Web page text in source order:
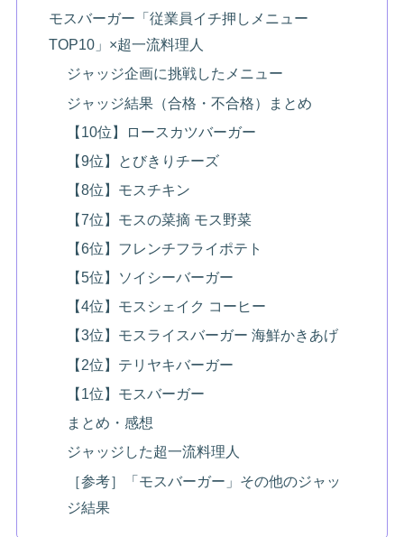
モスバーガー「従業員イチ押しメニュー
TOP10」×超一流料理人
ジャッジ企画に挑戦したメニュー
ジャッジ結果（合格・不合格）まとめ
【10位】ロースカツバーガー
【9位】とびきりチーズ
【8位】モスチキン
【7位】モスの菜摘 モス野菜
【6位】フレンチフライポテト
【5位】ソイシーバーガー
【4位】モスシェイク コーヒー
【3位】モスライスバーガー 海鮮かきあげ
【2位】テリヤキバーガー
【1位】モスバーガー
まとめ・感想
ジャッジした超一流料理人
［参考］「モスバーガー」その他のジャッ
ジ結果